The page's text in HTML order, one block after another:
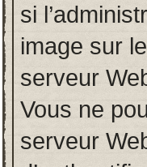
si
image sur
serveur
Vous ne
serveur